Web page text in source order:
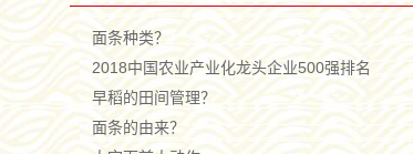
面条种类？
2018中国农业产业化龙头企业500强排名
早稻的田间管理？
面条的由来？